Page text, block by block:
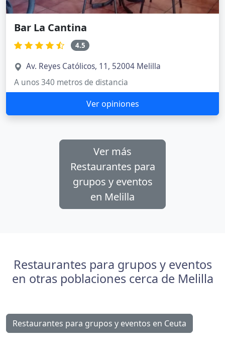
Bar La Cantina
4.5
Av. Reyes Católicos, 11, 52004 Melilla
A unos 340 metros de distancia
Ver opiniones
Ver más
Restaurantes para
grupos y eventos
en Melilla
Restaurantes para grupos y eventos
en otras poblaciones cerca de Melilla
Restaurantes para grupos y eventos en Ceuta